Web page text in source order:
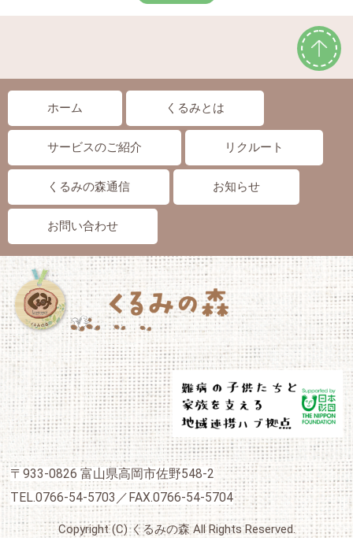
ホーム くるみとは
サービスのご紹介 リクルート
くるみの森通信 お知らせ
お問い合わせ
〒933-0826 富山県高岡市佐野548-2
TEL.0766-54-5703／FAX.0766-54-5704
Copyright (C) くるみの森 All Rights Reserved.